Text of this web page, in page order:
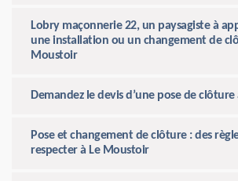
Lobry maçonnerie 22, un paysagiste à
une installation ou un changement de
Moustoir
Demandez le devis d’une pose de
Pose et changement de clôture : des
respecter à Le Moustoir